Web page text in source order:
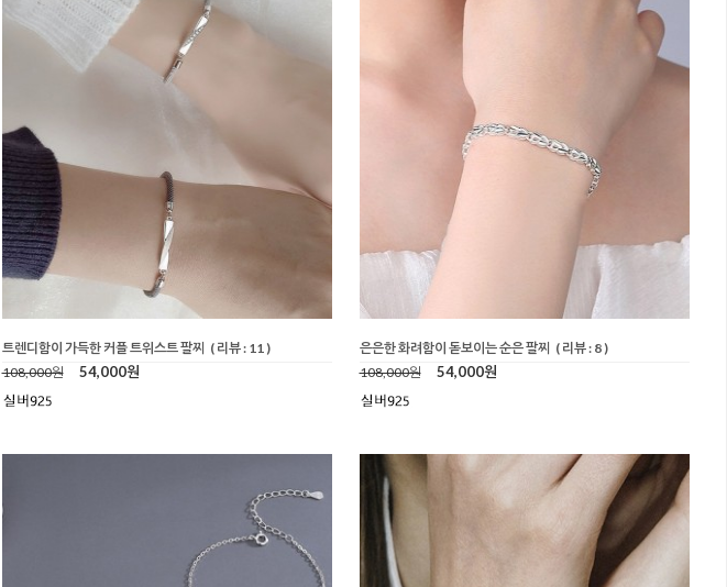
트렌디함이 가득한 커플 트위스트 팔찌 ( 리뷰 : 11 )
108,000원
54,000원
은은한 화려함이 돋보이는 순은 팔찌 ( 리뷰 : 8 )
108,000원
54,000원